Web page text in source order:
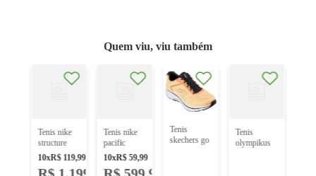
Quem viu, viu também
tenis nike
structure
plus
hq3049-500
10xR$ 119,99
tenis nike
pacific
hm4771-
105 branco
10xR$ 59,99
tenis
skechers go
tenis
olympikus